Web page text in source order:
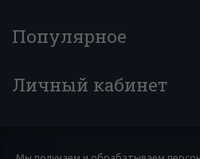
Популярное
Личный кабинет